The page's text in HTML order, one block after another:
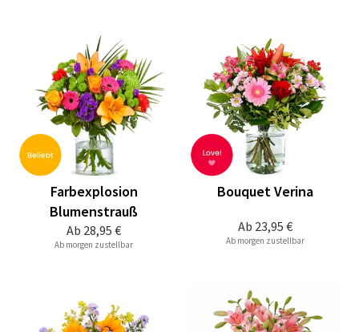
Ab 28,95 €
Farbexplosion
Blumenstrauß
Ab morgen zustellbar
Ab 23,95 €
Bouquet Verina
Ab morgen zustellbar